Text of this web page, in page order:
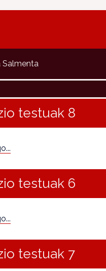
Salmenta
testuak 8
testuak 6
testuak 7